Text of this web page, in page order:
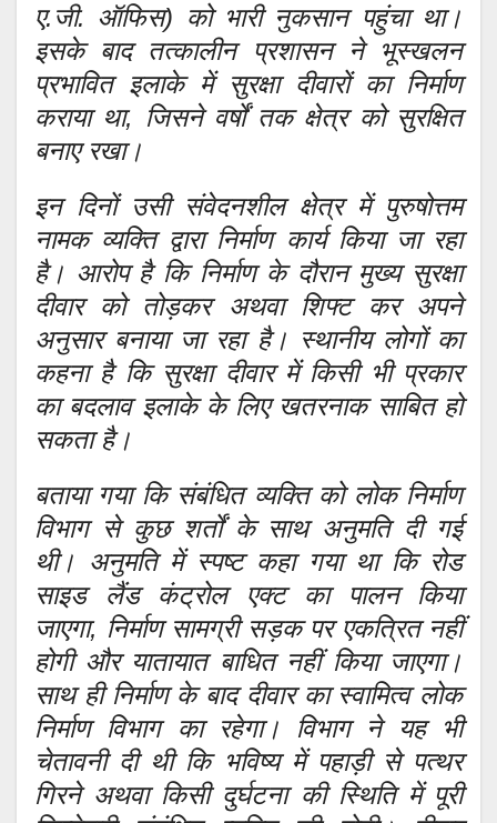
ए.जी. ऑफिस) को भारी नुकसान पहुंचा था।
इसके बाद तत्कालीन प्रशासन ने भूस्खलन
प्रभावित इलाके में सुरक्षा दीवारों का निर्माण
कराया था, जिसने वर्षों तक क्षेत्र को सुरक्षित
बनाए रखा।
इन दिनों उसी संवेदनशील क्षेत्र में पुरुषोत्तम
नामक व्यक्ति द्वारा निर्माण कार्य किया जा रहा
है। आरोप है कि निर्माण के दौरान मुख्य सुरक्षा
दीवार को तोड़कर अथवा शिफ्ट कर अपने
अनुसार बनाया जा रहा है। स्थानीय लोगों का
कहना है कि सुरक्षा दीवार में किसी भी प्रकार
का बदलाव इलाके के लिए खतरनाक साबित हो
सकता है।
बताया गया कि संबंधित व्यक्ति को लोक निर्माण
विभाग से कुछ शर्तों के साथ अनुमति दी गई
थी। अनुमति में स्पष्ट कहा गया था कि रोड
साइड लैंड कंट्रोल एक्ट का पालन किया
जाएगा, निर्माण सामग्री सड़क पर एकत्रित नहीं
होगी और यातायात बाधित नहीं किया जाएगा।
साथ ही निर्माण के बाद दीवार का स्वामित्व लोक
निर्माण विभाग का रहेगा। विभाग ने यह भी
चेतावनी दी थी कि भविष्य में पहाड़ी से पत्थर
गिरने अथवा किसी दुर्घटना की स्थिति में पूरी